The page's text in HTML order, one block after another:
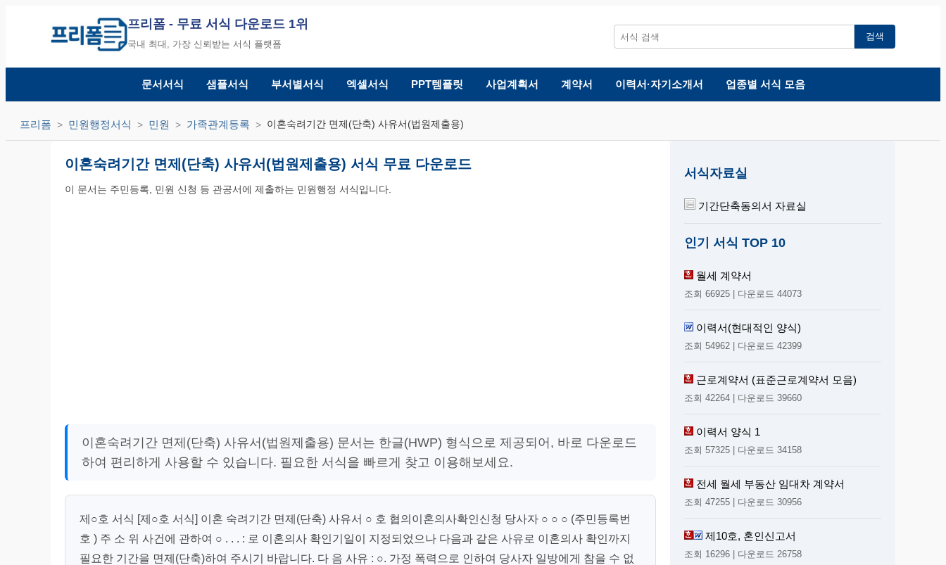
프리폼 - 무료 서식 다운로드 1위
국내 최대, 가장 신뢰받는 서식 플랫폼
검색
문서서식 샘플서식 부서별서식 엑셀서식 PPT템플릿 사업계획서 계약서 이력서·자기소개서 업종별 서식 모음
프리폼 민원행정서식 민원 가족관계등록 이혼숙려기간 면제(단축) 사유서(법원제출용)
이혼숙려기간 면제(단축) 사유서(법원제출용) 서식 무료 다운로드
이 문서는 주민등록, 민원 신청 등 관공서에 제출하는 민원행정 서식입니다.
이혼숙려기간 면제(단축) 사유서(법원제출용) 문서는 한글(HWP) 형식으로 제공되어, 바로 다운로드
하여 편리하게 사용할 수 있습니다. 필요한 서식을 빠르게 찾고 이용해보세요.
제○호 서식 [제○호 서식] 이혼 숙려기간 면제(단축) 사유서 ○ 호 협의이혼의사확인신청 당사자 ○ ○ ○ (주민등록번
호 ) 주 소 위 사건에 관하여 ○ . . . : 로 이혼의사 확인기일이 지정되었으나 다음과 같은 사유로 이혼의사 확인까지
필요한 기간을 면제(단축)하여 주시기 바랍니다. 다 음 사유 : ○. 가정 폭력으로 인하여 당사자 일방에게 참을 수 없
서식자료실
기간단축동의서 자료실
인기 서식 TOP 10
월세 계약서
조회 66925 | 다운로드 44073
이력서(현대적인 양식)
조회 54962 | 다운로드 42399
근로계약서 (표준근로계약서 모음)
조회 42264 | 다운로드 39660
이력서 양식 1
조회 57325 | 다운로드 34158
전세 월세 부동산 임대차 계약서
조회 47255 | 다운로드 30956
제10호, 혼인신고서
조회 16296 | 다운로드 26758